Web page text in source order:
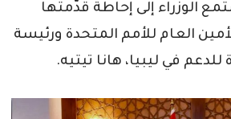
الوزراء إلى إحاطة قدّمتها
العام للأمم المتحدة ورئيسة
في ليبيا، هانا تيتيه.